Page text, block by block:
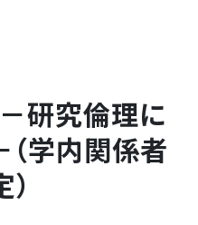
研究倫理に
学内関係者